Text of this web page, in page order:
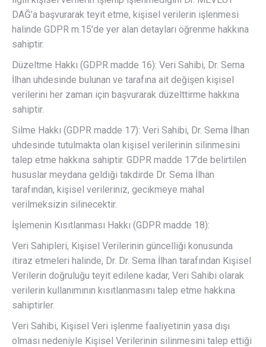
DAĞ’a başvurarak teyit etme, kişisel verilerin işlenmesi
halinde GDPR m.15’de yer alan detayları öğrenme hakkına
sahiptir.
Düzeltme Hakkı (GDPR madde 16): Veri Sahibi, Dr. Sema
İlhan uhdesinde bulunan ve tarafına ait değişen kişisel
verilerini her zaman için başvurarak düzelttirme hakkına
sahiptir.
Silme Hakkı (GDPR madde 17): Veri Sahibi, Dr. Sema İlhan
uhdesinde tutulmakta olan kişisel verilerinin silinmesini
talep etme hakkına sahiptir. GDPR madde 17’de belirtilen
hususlar meydana geldiği takdirde Dr. Sema İlhan
tarafından, kişisel verileriniz, gecikmeye mahal
verilmeksizin silinecektir.
İşlemenin Kısıtlanması Hakkı (GDPR madde 18):
Veri Sahipleri, Kişisel Verilerinin güncelliği konusunda
itiraz etmeleri halinde, Dr. Dr. Sema İlhan tarafından Kişisel
Verilerin doğruluğu teyit edilene kadar, Veri Sahibi olarak
verilerin kullanımının kısıtlanmasını talep etme hakkına
sahiptirler.
Veri Sahibi, Kişisel Veri işlenme faaliyetinin yasa dışı
olması nedeniyle Kişisel Verilerinin silinmesini talep ettiği